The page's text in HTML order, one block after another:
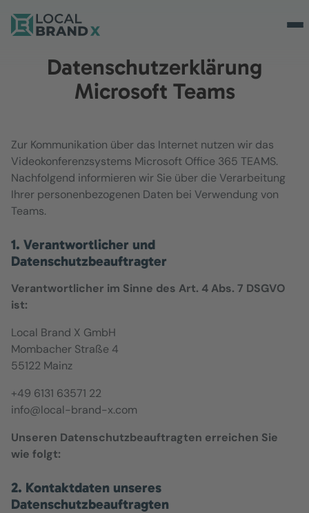
Datenschutzerklärung
Microsoft Teams
Zur Kommunikation über das Internet nutzen wir das
Videokonferenzsystems Microsoft Office 365 TEAMS.
Nachfolgend informieren wir Sie über die Verarbeitung
Ihrer personenbezogenen Daten bei Verwendung von
Teams.
1. Verantwortlicher und
Datenschutzbeauftragter
Verantwortlicher im Sinne des Art. 4 Abs. 7 DSGVO
ist:
Local Brand X GmbH
Mombacher Straße 4
55122 Mainz
+49 6131 63571 22
info@local-brand-x.com
Unseren Datenschutzbeauftragten erreichen Sie
wie folgt:
2. Kontaktdaten unseres
Datenschutzbeauftragten